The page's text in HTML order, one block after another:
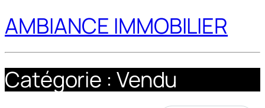
AMBIANCE IMMOBILIER
Catégorie : Vendu